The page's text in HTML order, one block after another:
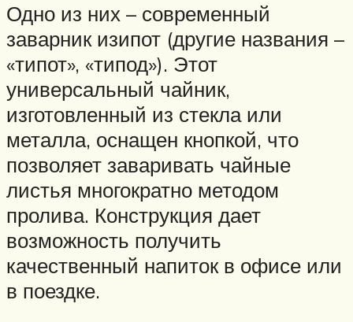
Одно из них – современный
заварник изипот (другие названия –
«типот», «типод»). Этот
универсальный чайник,
изготовленный из стекла или
металла, оснащен кнопкой, что
позволяет заваривать чайные
листья многократно методом
пролива. Конструкция дает
возможность получить
качественный напиток в офисе или
в поездке.